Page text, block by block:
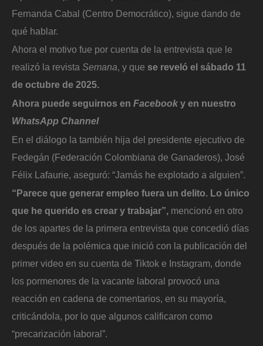
Fernanda Cabal (Centro Democrático), sigue dando de
qué hablar.
Ahora el motivo fue por cuenta de la entrevista que le
realizó la revista Semana, y que se reveló el sábado 11
de octubre de 2025.
Ahora puede seguirnos en Facebook y en nuestro
WhatsApp Channel
En el diálogo la también hija del presidente ejecutivo de
Fedegán (Federación Colombiana de Ganaderos), José
Félix Lafaurie, aseguró: “Jamás he explotado a alguien”.
“Parece que generar empleo fuera un delito. Lo único
que he querido es crear y trabajar”, mencionó en otro
de los apartes de la primera entrevista que concedió días
después de la polémica que inició con la publicación del
primer video en su cuenta de Tiktok e Instagram, donde
los pormenores de la vacante laboral provocó una
reacción en cadena de comentarios, en su mayoría,
criticándola, por lo que algunos calificaron como
“precarización laboral”.